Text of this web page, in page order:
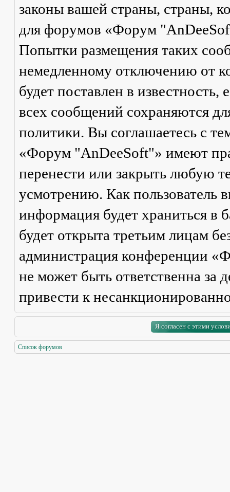
законы вашей страны, страны,
для форумов «Форум
Попытки размещения таких
немедленному отключению от
будет поставлен в
всех сообщений сохраняются
политики. Вы соглашаетесь с
«Форум "AnDeeSoft"» имеют
перенести или закрыть любую
усмотрению. Как пользователь
информация будет храниться в
будет открыта третьим лицам
администрация конференции
не может быть ответственна за
привести к
Список форумов